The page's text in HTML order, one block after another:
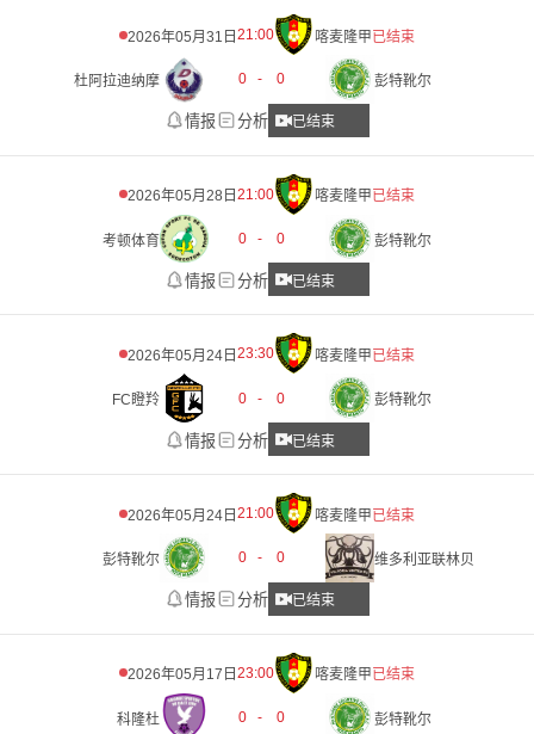
2026年05月31日 21:00 喀麦隆甲已结束
杜阿拉迪纳摩 0 - 0 彭特靴尔
情报 分析 已结束
2026年05月28日 21:00 喀麦隆甲已结束
考顿体育 0 - 0 彭特靴尔
情报 分析 已结束
2026年05月24日 23:30 喀麦隆甲已结束
FC瞪羚 0 - 0 彭特靴尔
情报 分析 已结束
2026年05月24日 21:00 喀麦隆甲已结束
彭特靴尔 0 - 0 维多利亚联林贝
情报 分析 已结束
2026年05月17日 23:00 喀麦隆甲已结束
科隆杜 0 - 0 彭特靴尔